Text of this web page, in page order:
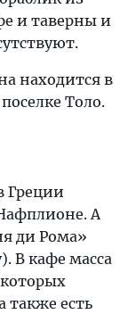
и таверны и
находится в
Толо.
Греции
А
ди Рома»
В кафе масса
также есть